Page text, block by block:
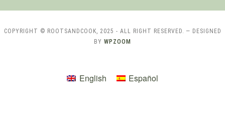
COPYRIGHT © ROOTSANDCOOK, 2025 - ALL RIGHT RESERVED. — DESIGNED
BY WPZOOM
English Español